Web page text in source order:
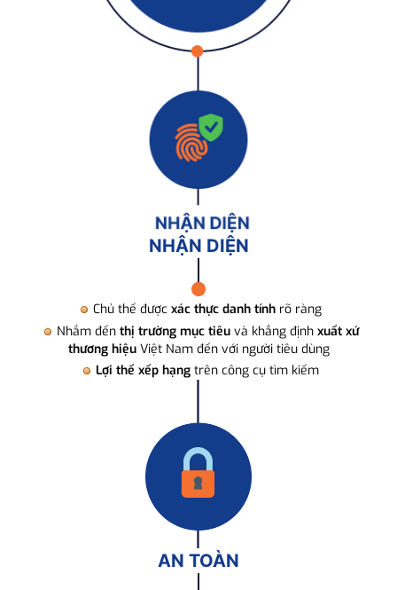
NHẬN DIỆN
Chủ thể được xác thực danh tính rõ ràng
Nhắm đến thị trường mục tiêuvà khẳng định xuất xứ
thương hiệuViệt Nam đến với người tiêu dùng
Lợi thế xếp hạng trên công cụ tìm kiếm
AN TOÀN